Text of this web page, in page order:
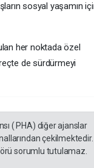
sosyal yaşamın
her noktada özel
de sürdürmeyi
( PHA) diğer ajanslar
çekilmektedir.
sorumlu tutulamaz.